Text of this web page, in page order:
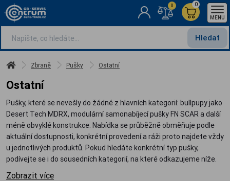
Hledat
0
0
MENU
Zbraně Pušky Ostatní
Ostatní
Pušky, které se nevešly do žádné z hlavních kategorií: bullpupy jako
Desert Tech MDRX, modulární samonabíjecí pušky FN SCAR a další
méně obvyklé konstrukce. Nabídka se průběžně obměňuje podle
aktuální dostupnosti, konkrétní provedení a ráži proto najdete vždy
u jednotlivých produktů. Pokud hledáte konkrétní typ pušky,
podívejte se i do sousedních kategorií, na které odkazujeme níže.
Zobrazit více